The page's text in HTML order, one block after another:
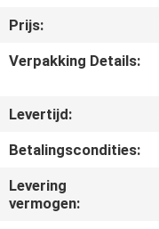
NEEM
CONTACT
ONS
OP
NIEUWS
Prijs:
Verpakking Details:
Levertijd:
Betalingscondities:
Levering
vermogen: